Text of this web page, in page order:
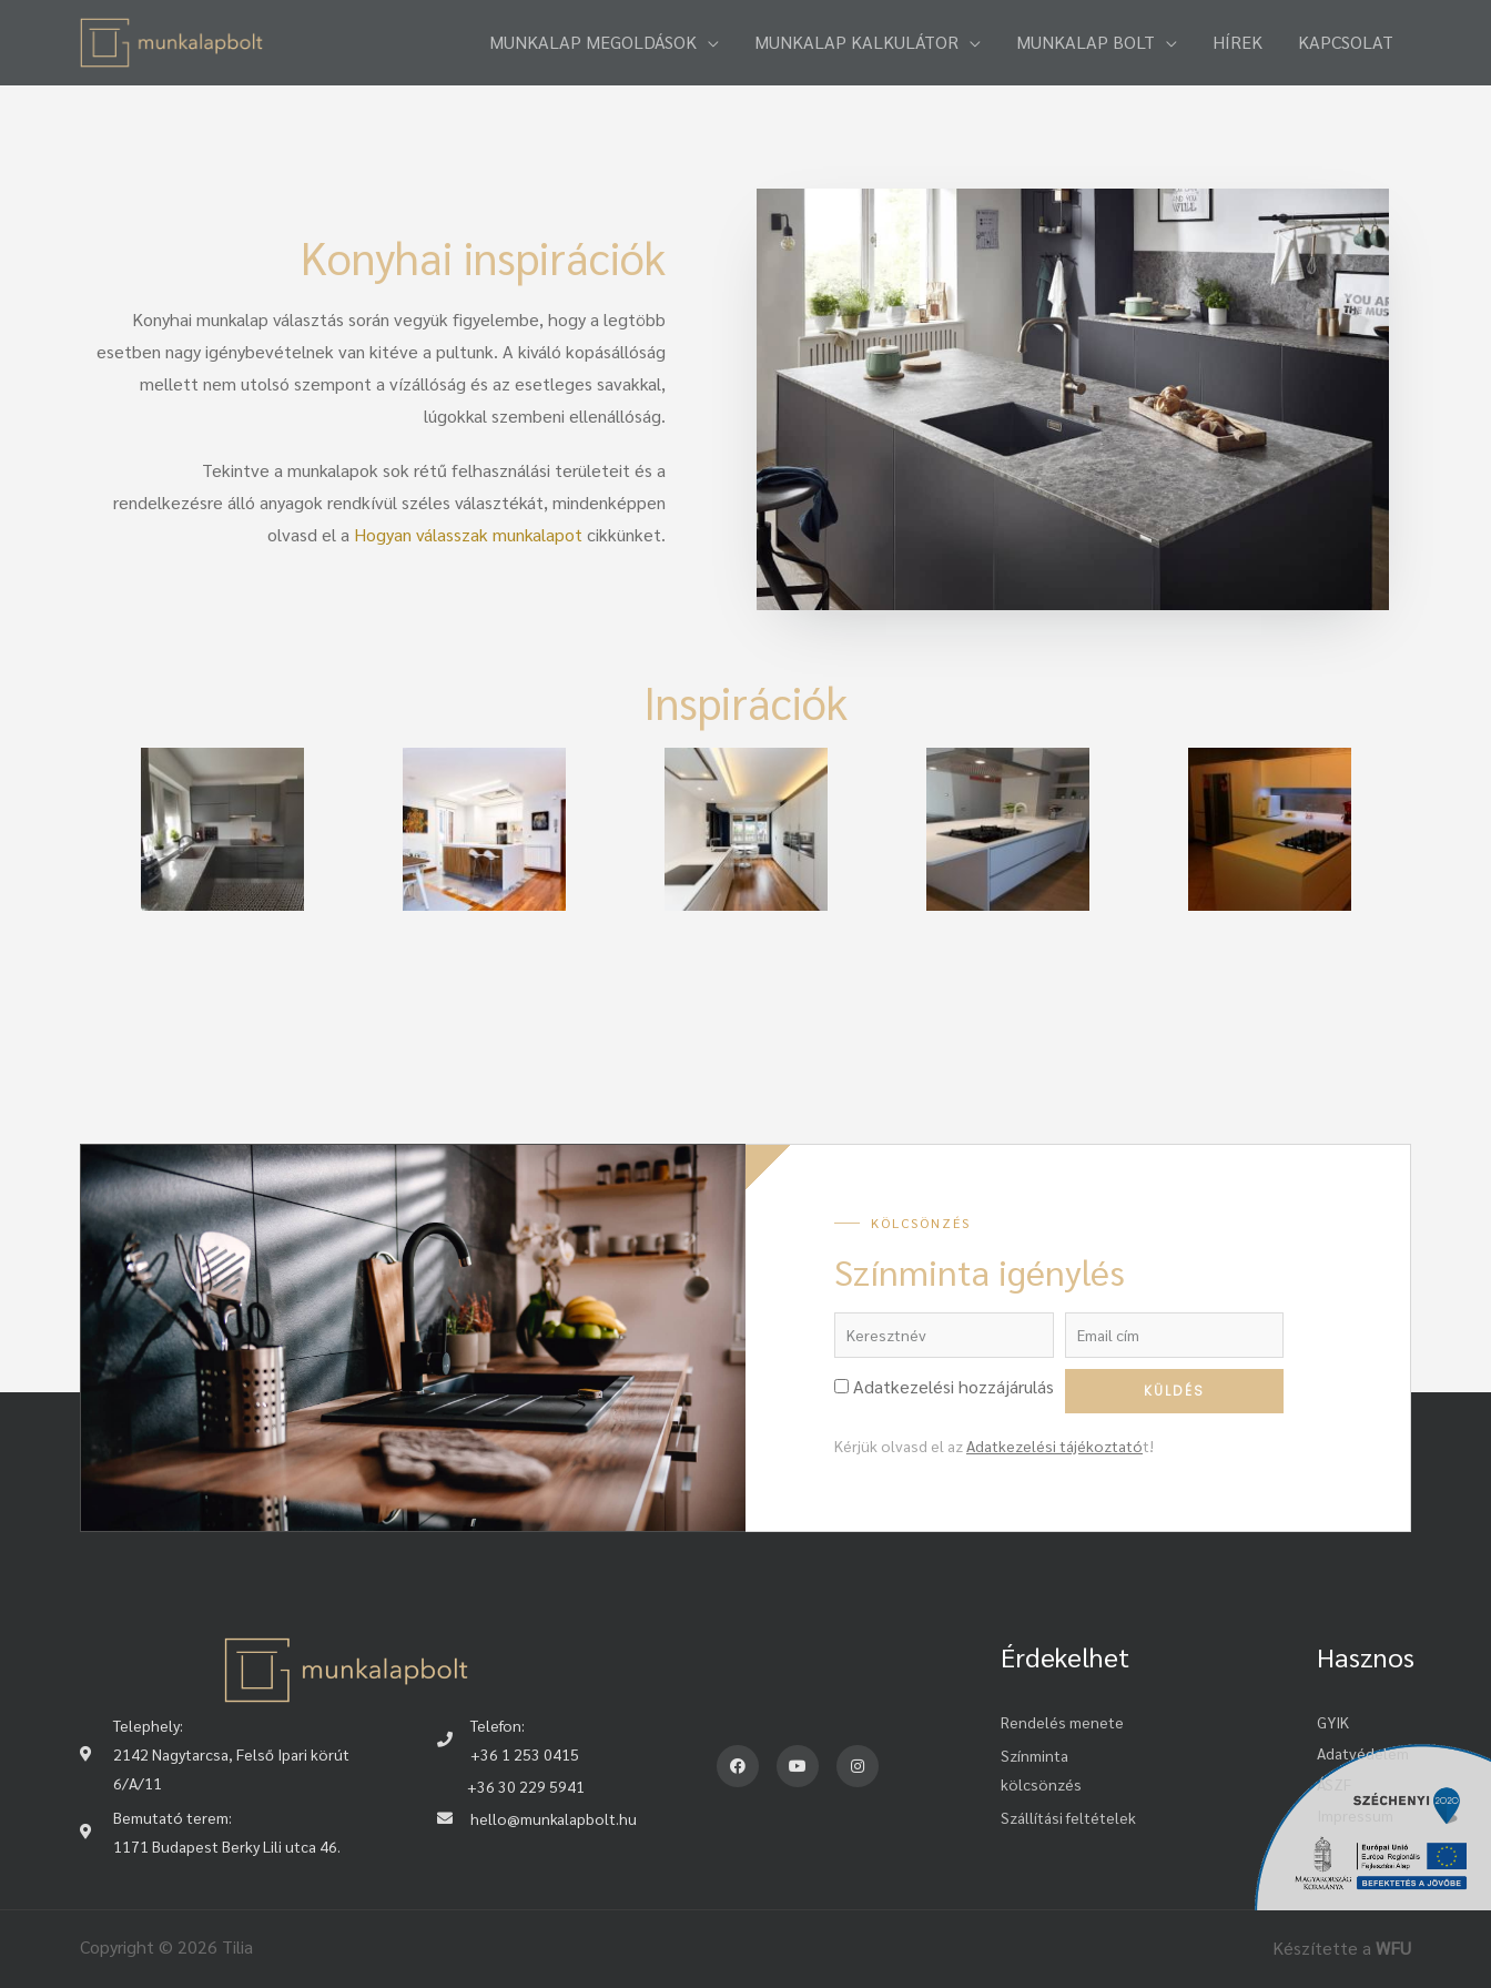
MUNKALAP MEGOLDÁSOK MUNKALAP KALKULÁTOR MUNKALAP BOLT HÍREK KAPCSOLAT
Konyhai inspirációk
Konyhai munkalap választás során vegyük figyelembe, hogy a legtöbb
esetben nagy igénybevételnek van kitéve a pultunk. A kiváló kopásállóság
mellett nem utolsó szempont a vízállóság és az esetleges savakkal,
lúgokkal szembeni ellenállóság.
Tekintve a munkalapok sok rétű felhasználási területeit és a
rendelkezésre álló anyagok rendkívül széles választékát, mindenképpen
olvasd el a Hogyan válasszak munkalapot cikkünket.
Inspirációk
KÖLCSÖNZÉS
Színminta igénylés
Adatkezelési hozzájárulás
Kérjük olvasd el azAdatkezelési tájékoztatót!
Telephely:
2142 Nagytarcsa, Felső Ipari körút
6/A/11
Bemutató terem:
1171 Budapest Berky Lili utca 46.
Telefon:
+36 1 253 0415
+36 30 229 5941
hello@munkalapbolt.hu
Érdekelhet
Rendelés menete
Színminta
kölcsönzés
Szállítási feltételek
Hasznos
GYIK
Adatvédelem
ÁSZF
Copyright © 2026 Tilia Készítette a WFU